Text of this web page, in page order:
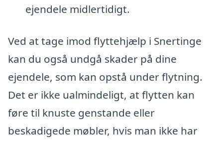
ejendele midlertidigt.
Ved at tage imod flyttehjælp i Snertinge
kan du også undgå skader på dine
ejendele, som kan opstå under flytning.
Det er ikke ualmindeligt, at flytten kan
føre til knuste genstande eller
beskadigede møbler, hvis man ikke har